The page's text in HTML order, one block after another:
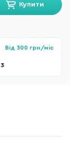
Купити
Від 300 грн/міс
3